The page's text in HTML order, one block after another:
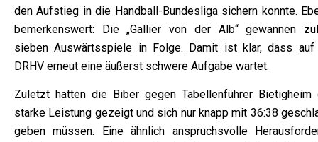
den Aufstieg in die Handball-Bundesliga sichern konnte.
bemerkenswert: Die „Gallier von der Alb“ gewannen
sieben Auswärtsspiele in Folge. Damit ist klar, dass auf
DRHV erneut eine äußerst schwere Aufgabe wartet.
Zuletzt hatten die Biber gegen Tabellenführer Bietigheim
starke Leistung gezeigt und sich nur knapp mit 36:38
geben müssen. Eine ähnlich anspruchsvolle